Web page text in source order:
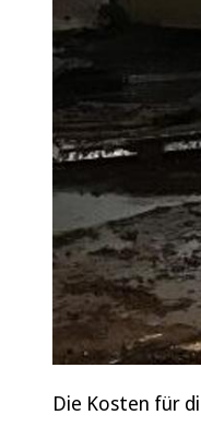
Die Kosten für